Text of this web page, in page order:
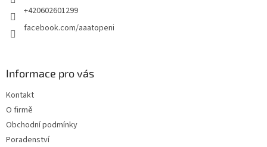
+420602601299
facebook.com/aaatopeni
Informace pro vás
Kontakt
O firmě
Obchodní podmínky
Poradenství